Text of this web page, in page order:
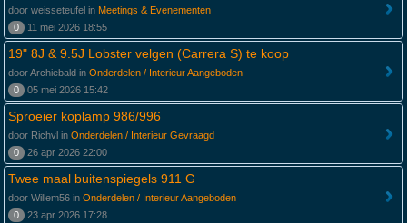
door weisseteufel in Meetings & Evenementen
0
11 mei 2026 18:55
19" 8J & 9.5J Lobster velgen (Carrera S) te koop
door Archiebald in Onderdelen / Interieur Aangeboden
0
05 mei 2026 15:42
Sproeier koplamp 986/996
door Richvl in Onderdelen / Interieur Gevraagd
0
26 apr 2026 22:00
Twee maal buitenspiegels 911 G
door Willem56 in Onderdelen / Interieur Aangeboden
0
23 apr 2026 17:28